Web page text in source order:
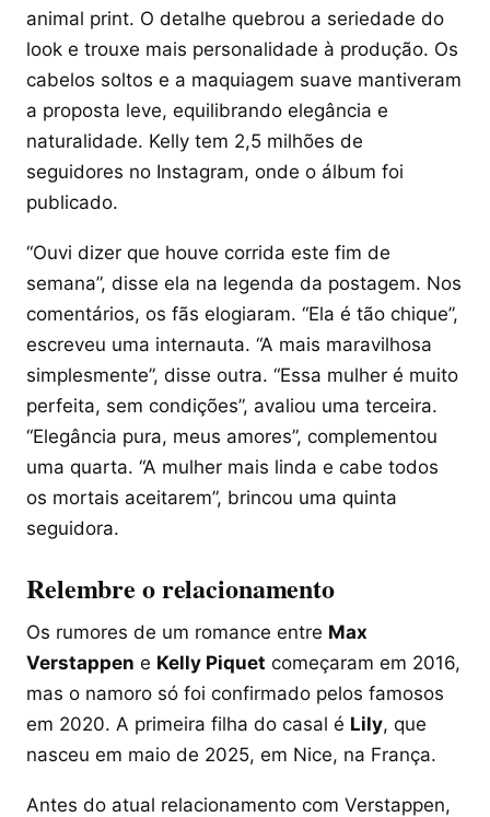
animal print. O detalhe quebrou a seriedade do
look e trouxe mais personalidade à produção. Os
cabelos soltos e a maquiagem suave mantiveram
a proposta leve, equilibrando elegância e
naturalidade. Kelly tem 2,5 milhões de
seguidores no Instagram, onde o álbum foi
publicado.
“Ouvi dizer que houve corrida este fim de
semana”, disse ela na legenda da postagem. Nos
comentários, os fãs elogiaram. “Ela é tão chique”,
escreveu uma internauta. “A mais maravilhosa
simplesmente”, disse outra. “Essa mulher é muito
perfeita, sem condições”, avaliou uma terceira.
“Elegância pura, meus amores”, complementou
uma quarta. “A mulher mais linda e cabe todos
os mortais aceitarem”, brincou uma quinta
seguidora.
Relembre o relacionamento
Os rumores de um romance entre Max
Verstappen e Kelly Piquet começaram em 2016,
mas o namoro só foi confirmado pelos famosos
em 2020. A primeira filha do casal é Lily, que
nasceu em maio de 2025, em Nice, na França.
Antes do atual relacionamento com Verstappen,